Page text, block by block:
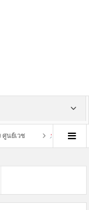
เสร็จสิ้นการฝึกซ้อ